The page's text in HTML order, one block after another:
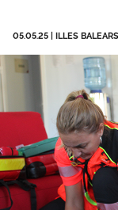
CIDEFIB
Campañas
05.05.25 ILLES BALEARS